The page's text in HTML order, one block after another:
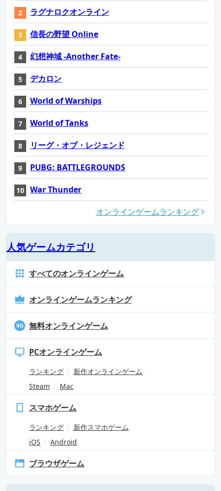
ラグナロクオンライン
信長の野望 Online
幻想神域 -Another Fate-
デカロン
World of Warships
World of Tanks
リーグ・オブ・レジェンド
PUBG: BATTLEGROUNDS
War Thunder
オンラインゲームランキング
人気ゲームカテゴリ
すべてのオンラインゲーム
オンラインゲームランキング
無料オンラインゲーム
PCオンラインゲーム
ランキング
新作オンラインゲーム
Steam
Mac
スマホゲーム
ランキング
新作スマホゲーム
iOS
Android
ブラウザゲーム